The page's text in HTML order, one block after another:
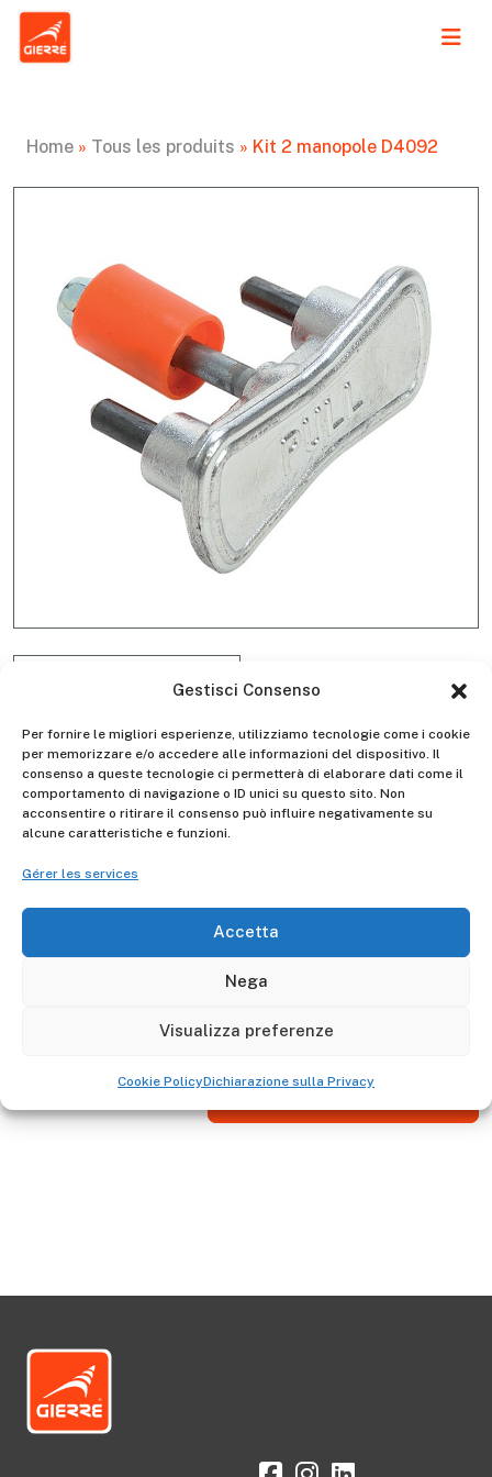
Gestisci Consenso
Per fornire le migliori esperienze, utilizziamo tecnologie come i cookie
per memorizzare e/o accedere alle informazioni del dispositivo. Il
consenso a queste tecnologie ci permetterà di elaborare dati come il
comportamento di navigazione o ID unici su questo sito. Non
acconsentire o ritirare il consenso può influire negativamente su
alcune caratteristiche e funzioni.
Gérer les services
Accetta
Nega
Visualizza preferenze
Cookie PolicyDichiarazione sulla Privacy
Home » Tous les produits » Kit 2 manopole D4092
Kit 2 manopole D4092
Descrizione
I ricambi sono garantiti per 10 anni, controllare l'anno